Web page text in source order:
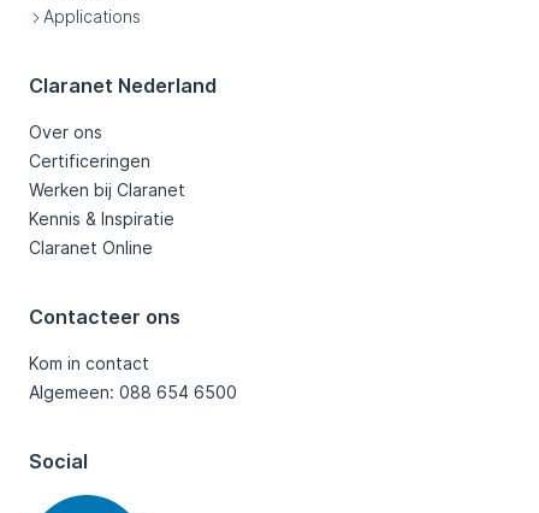
Applications
Claranet Nederland
Over ons
Certificeringen
Werken bij Claranet
Kennis & Inspiratie
Claranet Online
Contacteer ons
Kom in contact
Algemeen: 088 654 6500
Social